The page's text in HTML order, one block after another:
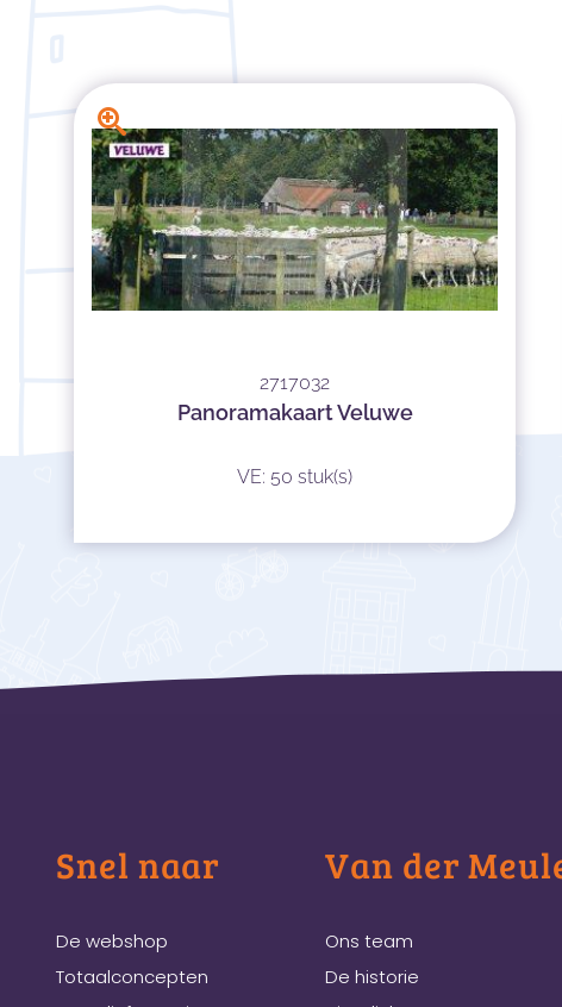
2717032
Panoramakaart Veluwe
VE: 50 stuk(s)
Snel naar
De webshop
Totaalconcepten
Van der
Ons team
De historie